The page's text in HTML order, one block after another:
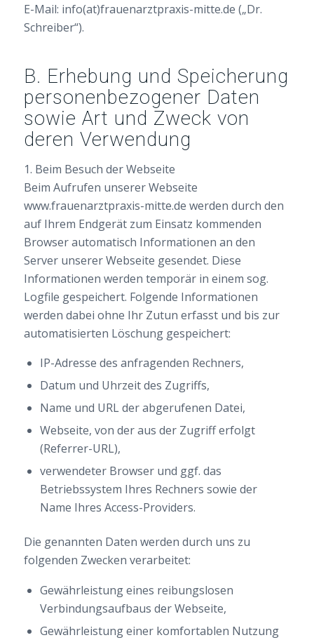
E-Mail: info(at)frauenarztpraxis-mitte.de („Dr.
Schreiber“).
B. Erhebung und Speicherung
personenbezogener Daten
sowie Art und Zweck von
deren Verwendung
1. Beim Besuch der Webseite
Beim Aufrufen unserer Webseite
www.frauenarztpraxis-mitte.de werden durch den
auf Ihrem Endgerät zum Einsatz kommenden
Browser automatisch Informationen an den
Server unserer Webseite gesendet. Diese
Informationen werden temporär in einem sog.
Logfile gespeichert. Folgende Informationen
werden dabei ohne Ihr Zutun erfasst und bis zur
automatisierten Löschung gespeichert:
IP-Adresse des anfragenden Rechners,
Datum und Uhrzeit des Zugriffs,
Name und URL der abgerufenen Datei,
Webseite, von der aus der Zugriff erfolgt
(Referrer-URL),
verwendeter Browser und ggf. das
Betriebssystem Ihres Rechners sowie der
Name Ihres Access-Providers.
Die genannten Daten werden durch uns zu
folgenden Zwecken verarbeitet:
Gewährleistung eines reibungslosen
Verbindungsaufbaus der Webseite,
Gewährleistung einer komfortablen Nutzung